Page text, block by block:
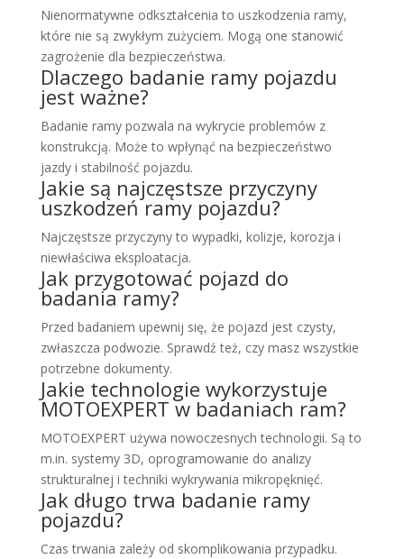
Nienormatywne odkształcenia to uszkodzenia ramy,
które nie są zwykłym zużyciem. Mogą one stanowić
zagrożenie dla bezpieczeństwa.
Dlaczego badanie ramy pojazdu
jest ważne?
Badanie ramy pozwala na wykrycie problemów z
konstrukcją. Może to wpłynąć na bezpieczeństwo
jazdy i stabilność pojazdu.
Jakie są najczęstsze przyczyny
uszkodzeń ramy pojazdu?
Najczęstsze przyczyny to wypadki, kolizje, korozja i
niewłaściwa eksploatacja.
Jak przygotować pojazd do
badania ramy?
Przed badaniem upewnij się, że pojazd jest czysty,
zwłaszcza podwozie. Sprawdź też, czy masz wszystkie
potrzebne dokumenty.
Jakie technologie wykorzystuje
MOTOEXPERT w badaniach ram?
MOTOEXPERT używa nowoczesnych technologii. Są to
m.in. systemy 3D, oprogramowanie do analizy
strukturalnej i techniki wykrywania mikropęknięć.
Jak długo trwa badanie ramy
pojazdu?
Czas trwania zależy od skomplikowania przypadku.